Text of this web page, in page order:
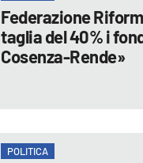
Federazione
taglia del 40% i
Cosenza-Rende»
POLITICA